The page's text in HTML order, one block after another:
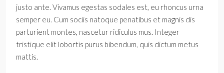
justo ante. Vivamus egestas sodales est, eu rhoncus urna
semper eu. Cum sociis natoque penatibus et magnis dis
parturient montes, nascetur ridiculus mus. Integer
tristique elit lobortis purus bibendum, quis dictum metus
mattis.